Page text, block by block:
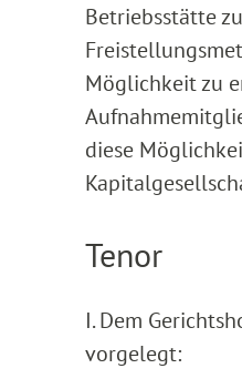
Betriebsstätte
Möglichkeit zu
diese
Tenor
I. Dem
vorgelegt: